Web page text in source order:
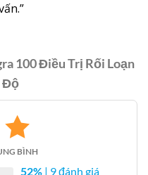
100 Điều Trị Rối Loạn
Độ
BÌNH
52% | 9 đánh giá